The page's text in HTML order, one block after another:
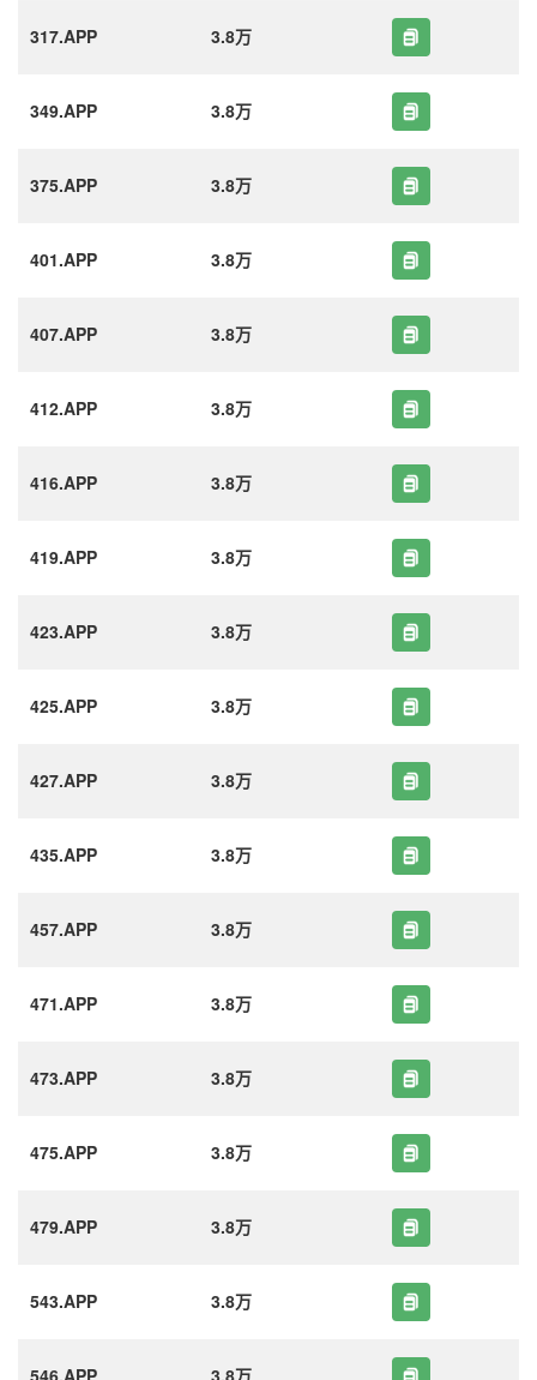
317.APP 3.8万
349.APP 3.8万
375.APP 3.8万
401.APP 3.8万
407.APP 3.8万
412.APP 3.8万
416.APP 3.8万
419.APP 3.8万
423.APP 3.8万
425.APP 3.8万
427.APP 3.8万
435.APP 3.8万
457.APP 3.8万
471.APP 3.8万
473.APP 3.8万
475.APP 3.8万
479.APP 3.8万
543.APP 3.8万